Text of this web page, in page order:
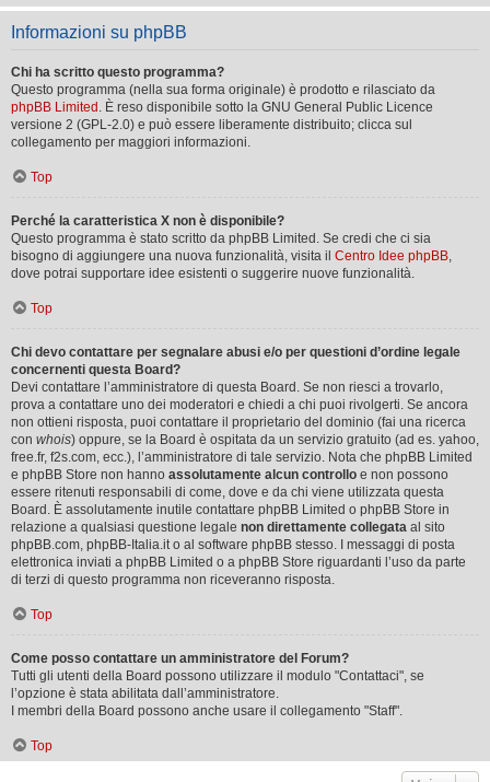
Informazioni su phpBB
Chi ha scritto questo programma?
Questo programma (nella sua forma originale) è prodotto e rilasciato da
phpBB Limited . È reso disponibile sotto la GNU General Public Licence
versione 2 (GPL-2.0) e può essere liberamente distribuito; clicca sul
collegamento per maggiori informazioni.
Top
Perché la caratteristica X non è disponibile?
Questo programma è stato scritto da phpBB Limited. Se credi che ci sia
bisogno di aggiungere una nuova funzionalità, visita il Centro Idee phpBB,
dove potrai supportare idee esistenti o suggerire nuove funzionalità.
Top
Chi devo contattare per segnalare abusi e/o per questioni d’ordine legale
concernenti questa Board?
Devi contattare l’amministratore di questa Board. Se non riesci a trovarlo,
prova a contattare uno dei moderatori e chiedi a chi puoi rivolgerti. Se ancora
non ottieni risposta, puoi contattare il proprietario del dominio (fai una ricerca
con whois) oppure, se la Board è ospitata da un servizio gratuito (ad es. yahoo,
free.fr, f2s.com, ecc.), l’amministratore di tale servizio. Nota che phpBB Limited
e phpBB Store non hanno assolutamente alcun controllo e non possono
essere ritenuti responsabili di come, dove e da chi viene utilizzata questa
Board. È assolutamente inutile contattare phpBB Limited o phpBB Store in
relazione a qualsiasi questione legale non direttamente collegata al sito
phpBB.com, phpBB-Italia.it o al software phpBB stesso. I messaggi di posta
elettronica inviati a phpBB Limited o a phpBB Store riguardanti l’uso da parte
di terzi di questo programma non riceveranno risposta.
Top
Come posso contattare un amministratore del Forum?
Tutti gli utenti della Board possono utilizzare il modulo "Contattaci", se
l’opzione è stata abilitata dall’amministratore.
I membri della Board possono anche usare il collegamento "Staff".
Top